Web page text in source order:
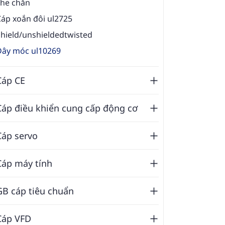
chắn
xoắn đôi ul2725
unshieldedtwisted
móc ul10269
CE
điều khiển cung cấp động cơ
servo
máy tính
cáp tiêu chuẩn
VFD